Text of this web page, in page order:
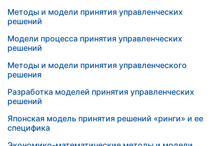
Методы и модели принятия управленческих
решений
Модели процесса принятия управленческих
решений
Методы и модели принятия управленческого
решения
Разработка моделей принятия управленческих
решений
Японская модель принятия решений «ринги» и ее
специфика